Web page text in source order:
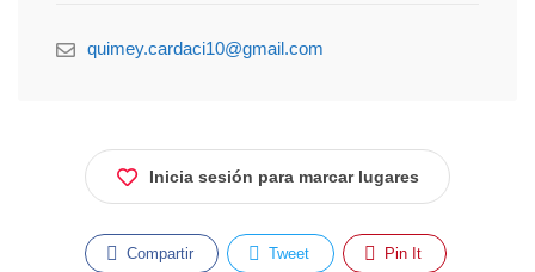
quimey.cardaci10@gmail.com
Inicia sesión para marcar lugares
Compartir Tweet Pin It